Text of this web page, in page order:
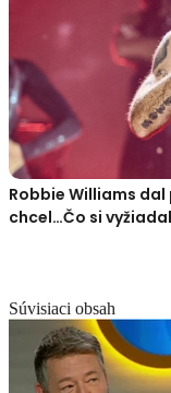
Robbie Williams
chcel…Čo si vyžiadali
Súvisiaci obsah